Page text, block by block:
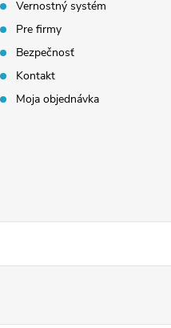
Vernostný systém
Pre firmy
Bezpečnosť
Kontakt
Moja objednávka